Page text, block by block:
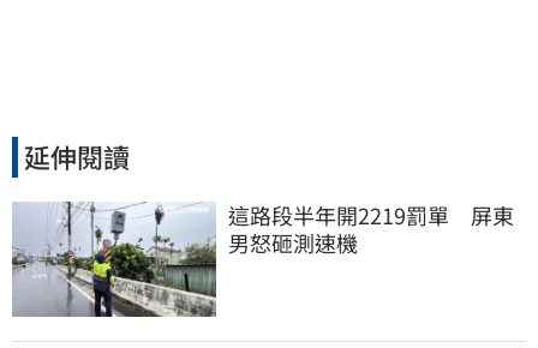
延伸閱讀
這路段半年開2219罰單　屏東
男怒砸測速機